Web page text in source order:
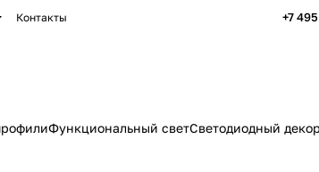
Контакты +7
Функциональный светСветодиодный декор